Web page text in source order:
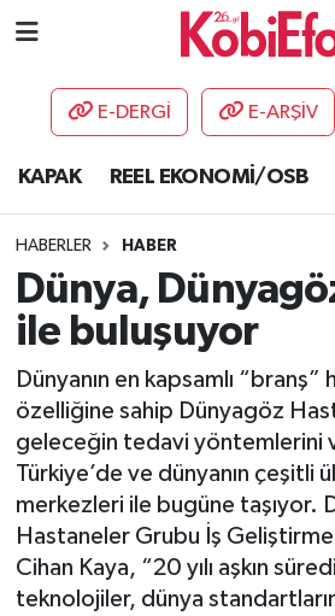
E-DERGİ E-ARŞİV
KAPAK REEL EKONOMİ/OSB
HABERLER HABER
Dünya,
ile buluşuyor
Dünyanın en kapsamlı
özelliğine sahip Dünyagöz
geleceğin tedavi yöntemlerini
Türkiye’de ve dünyanın çeşitli
merkezleri ile bugüne taşıyor.
Hastaneler Grubu İş
Cihan Kaya, “20 yılı aşkın
teknolojiler, dünya
AKADEMİ
DESTEK-TEŞVİK
GÜNCEL
HABERLER
KAPAK
SEKTÖR